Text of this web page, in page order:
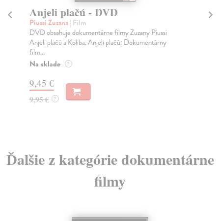
Anjeli plačú - DVD
Piussi Zuzana| Film
DVD obsahuje dokumentárne filmy Zuzany Piussi
Anjeli plačú a Koliba. Anjeli plačú: Dokumentárny
film...
Na sklade ?
9,45 €
9,95 € ?
Ďalšie z kategórie dokumentárne
filmy